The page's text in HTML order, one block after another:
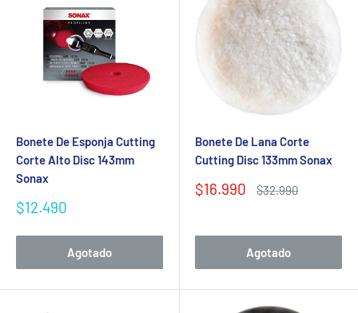
Bonete De Esponja Cutting
Corte Alto Disc 143mm
Sonax
Precio
venta
$12.490
Agotado
Bonete De Lana Corte
Cutting Disc 133mm Sonax
Precio
$16.990
Precio
$32.990
Agotado